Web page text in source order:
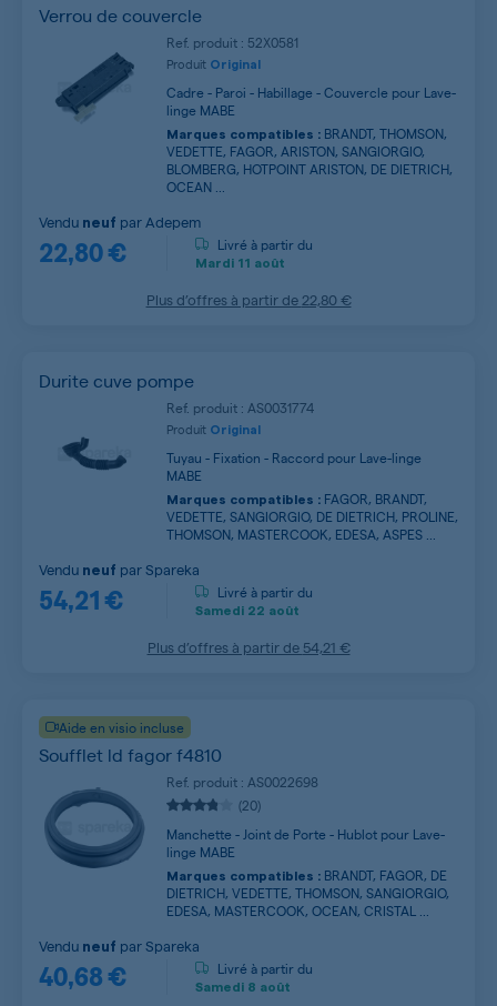
Verrou de couvercle
Ref. produit : 52X0581
Produit Original
Cadre - Paroi - Habillage - Couvercle pour Lave-
linge MABE
Marques compatibles : BRANDT, THOMSON,
VEDETTE, FAGOR, ARISTON, SANGIORGIO,
BLOMBERG, HOTPOINT ARISTON, DE DIETRICH,
OCEAN ...
22,80 €
Vendu neuf par Adepem
Livré à partir du
Mardi 11 août
Plus d’offres à partir de 22,80 €
Durite cuve pompe
Ref. produit : AS0031774
Produit Original
Tuyau - Fixation - Raccord pour Lave-linge
MABE
Marques compatibles : FAGOR, BRANDT,
VEDETTE, SANGIORGIO, DE DIETRICH, PROLINE,
THOMSON, MASTERCOOK, EDESA, ASPES ...
54,21 €
Vendu neuf parSpareka
Livré à partir du
Samedi 22 août
Plus d’offres à partir de 54,21 €
Aide en visio incluse
Soufflet ld fagor f4810
Ref. produit : AS0022698
(20)
Manchette - Joint de Porte - Hublot pour Lave-
linge MABE
Marques compatibles : BRANDT, FAGOR, DE
DIETRICH, VEDETTE, THOMSON, SANGIORGIO,
EDESA, MASTERCOOK, OCEAN, CRISTAL ...
40,68 €
Vendu neuf parSpareka
Livré à partir du
Samedi 8 août